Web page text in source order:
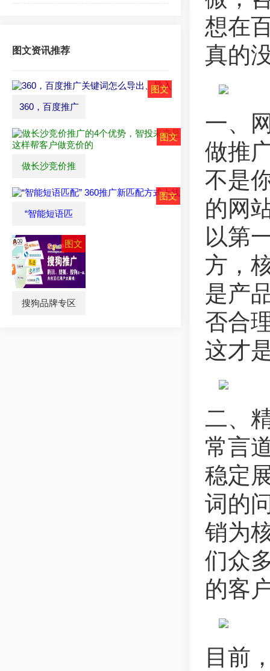
图文资讯推荐
360，百度推广
做长沙竞价推
“智能短语匹
搜狗品牌专区
想在
真的
一、
做推
不是
的网
以第
方，
是产
否合
这才
二、
常言
稳定
词的
销为
们众
的客
目前